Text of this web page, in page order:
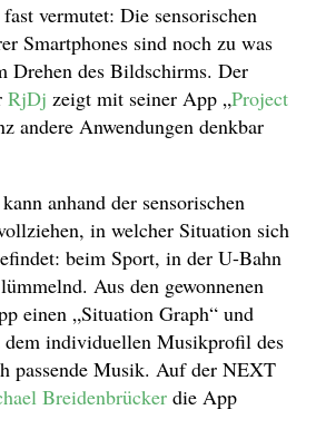
vermutet: Die sensorischen
Smartphones sind noch zu was
Drehen des Bildschirms. Der
RjDj zeigt mit seiner App „Project
andere Anwendungen denkbar
anhand der sensorischen
in welcher Situation sich
beim Sport, in der U-Bahn
Aus den gewonnenen
einen „Situation Graph“ und
dem individuellen Musikprofil des
passende Musik. Auf der NEXT
Breidenbrücker die App